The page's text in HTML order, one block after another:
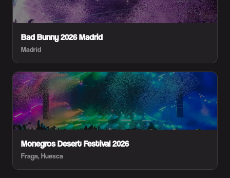
Bad Bunny 2026 Madrid
Madrid
Monegros Desert Festival 2026
Fraga, Huesca